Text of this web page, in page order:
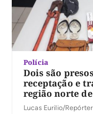
Polícia
Dois são
receptação e
região norte
Lucas Eurilio/